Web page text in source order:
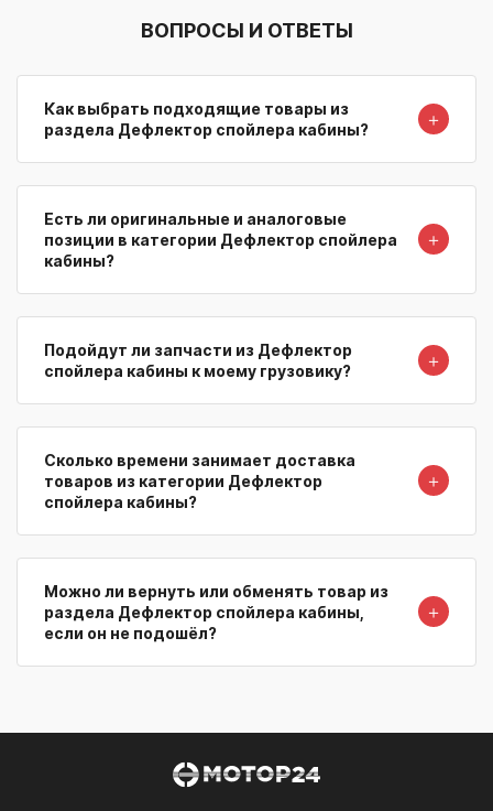
ВОПРОСЫ И ОТВЕТЫ
Как выбрать подходящие товары из
раздела Дефлектор спойлера кабины?
＋
Есть ли оригинальные и аналоговые
позиции в категории Дефлектор спойлера
кабины?
＋
Подойдут ли запчасти из Дефлектор
спойлера кабины к моему грузовику?
＋
Сколько времени занимает доставка
товаров из категории Дефлектор
спойлера кабины?
＋
Можно ли вернуть или обменять товар из
раздела Дефлектор спойлера кабины,
если он не подошёл?
＋